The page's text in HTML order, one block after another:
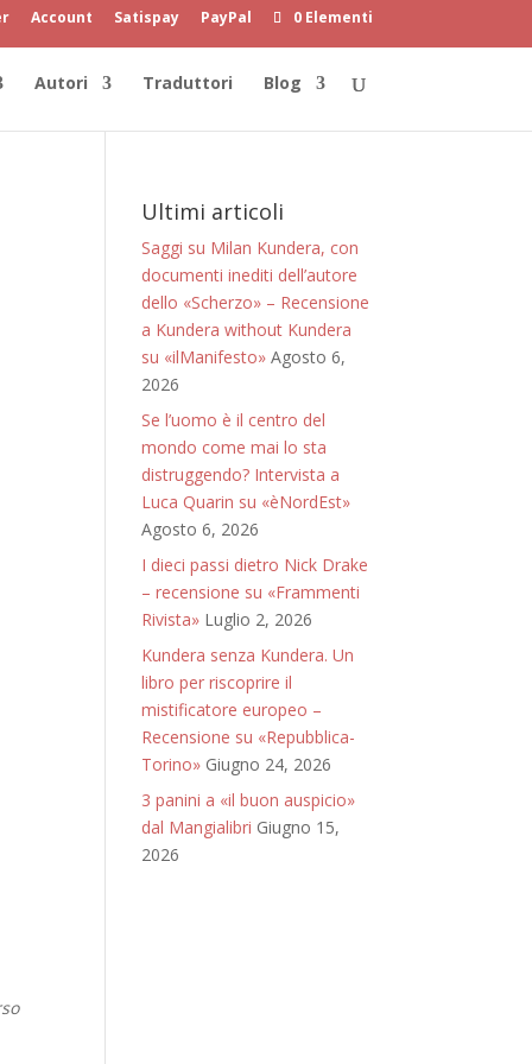
Account Satispay PayPal 0 Elementi
Autori Traduttori Blog
Ultimi articoli
Saggi su Milan Kundera, con
documenti inediti dell’autore
dello «Scherzo» – Recensione
a Kundera without Kundera
su «ilManifesto» Agosto 6,
2026
Se l’uomo è il centro del
mondo come mai lo sta
distruggendo? Intervista a
Luca Quarin su «èNordEst»
Agosto 6, 2026
I dieci passi dietro Nick Drake
– recensione su «Frammenti
Rivista» Luglio 2, 2026
Kundera senza Kundera. Un
libro per riscoprire il
mistificatore europeo –
Recensione su «Repubblica-
Torino» Giugno 24, 2026
3 panini a «il buon auspicio»
dal Mangialibri Giugno 15,
2026